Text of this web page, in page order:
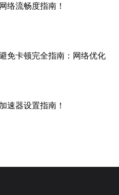
络流畅度指南！
免卡顿完全指南：网络优化
速器设置指南！